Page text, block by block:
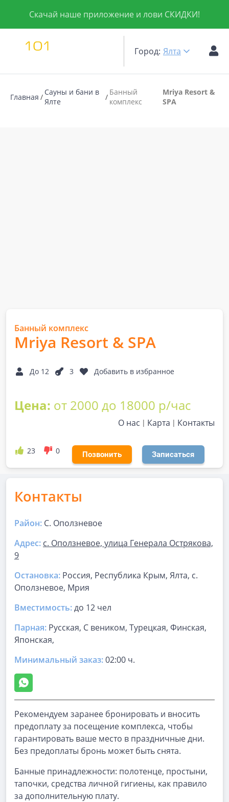
Скачай наше приложение и лови СКИДКИ!
Город: Ялта
Главная
Сауны и бани в
Ялте
Банный
комплекс
Mriya Resort &
SPA
Банный комплекс
Mriya Resort & SPA
До 12 3 Добавить в избранное
Цена: от 2000 до 18000 р/час
О нас Карта Контакты
23 0 Позвонить Записаться
Контакты
Район: С. Оползневое
Адрес: с. Оползневое, улица Генерала Острякова,
9
Остановка: Россия, Республика Крым, Ялта, с.
Оползневое, Мрия
Вместимость:до 12 чел
Парная: Русская, С веником, Турецкая, Финская,
Японская,
Минимальный заказ:02:00 ч.
Рекомендуем заранее бронировать и вносить
предоплату за посещение комплекса, чтобы
гарантировать ваше место в праздничные дни.
Без предоплаты бронь может быть снята.
Банные принадлежности: полотенце, простыни,
тапочки, средства личной гигиены, как правило
за дополнительную плату.